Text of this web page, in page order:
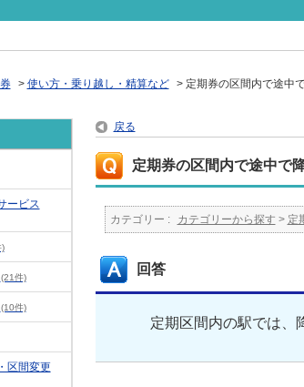
> 使い方・乗り越し・精算など > 定期券の区間内で途中
ービス
(21件)
(10件)
区間変更
戻る
定期券の区間内で途中で
カテゴリー : カテゴリーから探す > 定
回答
定期区間内の駅では、